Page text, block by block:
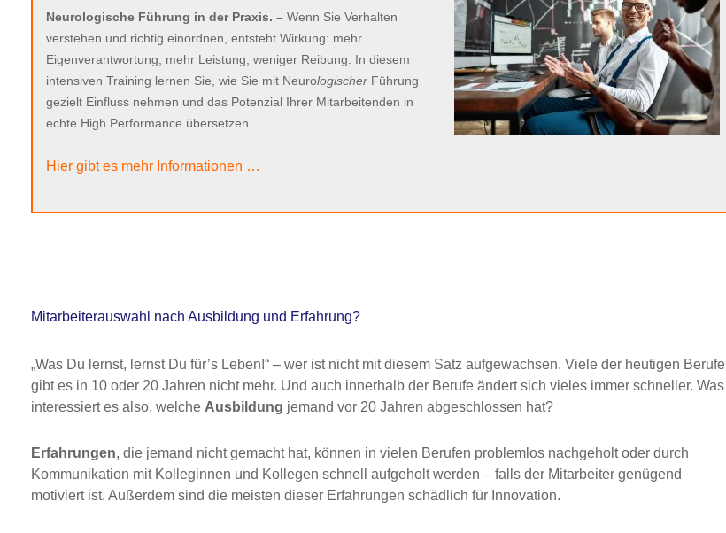
Neurologische Führung in der Praxis. – Wenn Sie Verhalten
verstehen und richtig einordnen, entsteht Wirkung: mehr
Eigenverantwortung, mehr Leistung, weniger Reibung. In diesem
intensiven Training lernen Sie, wie Sie mit Neurologischer Führung
gezielt Einfluss nehmen und das Potenzial Ihrer Mitarbeitenden in
echte High Performance übersetzen.
Hier gibt es mehr Informationen …
Mitarbeiterauswahl nach Ausbildung und Erfahrung?
„Was Du lernst, lernst Du für’s Leben!“ – wer ist nicht mit diesem Satz aufgewachsen. Viele der heutigen Berufe
gibt es in 10 oder 20 Jahren nicht mehr. Und auch innerhalb der Berufe ändert sich vieles immer schneller. Was
interessiert es also, welche Ausbildung jemand vor 20 Jahren abgeschlossen hat?
Erfahrungen, die jemand nicht gemacht hat, können in vielen Berufen problemlos nachgeholt oder durch
Kommunikation mit Kolleginnen und Kollegen schnell aufgeholt werden – falls der Mitarbeiter genügend
motiviert ist. Außerdem sind die meisten dieser Erfahrungen schädlich für Innovation.